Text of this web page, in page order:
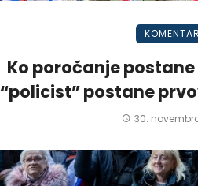
KOMENTAR
Ko poročanje
“policist” postane
30.